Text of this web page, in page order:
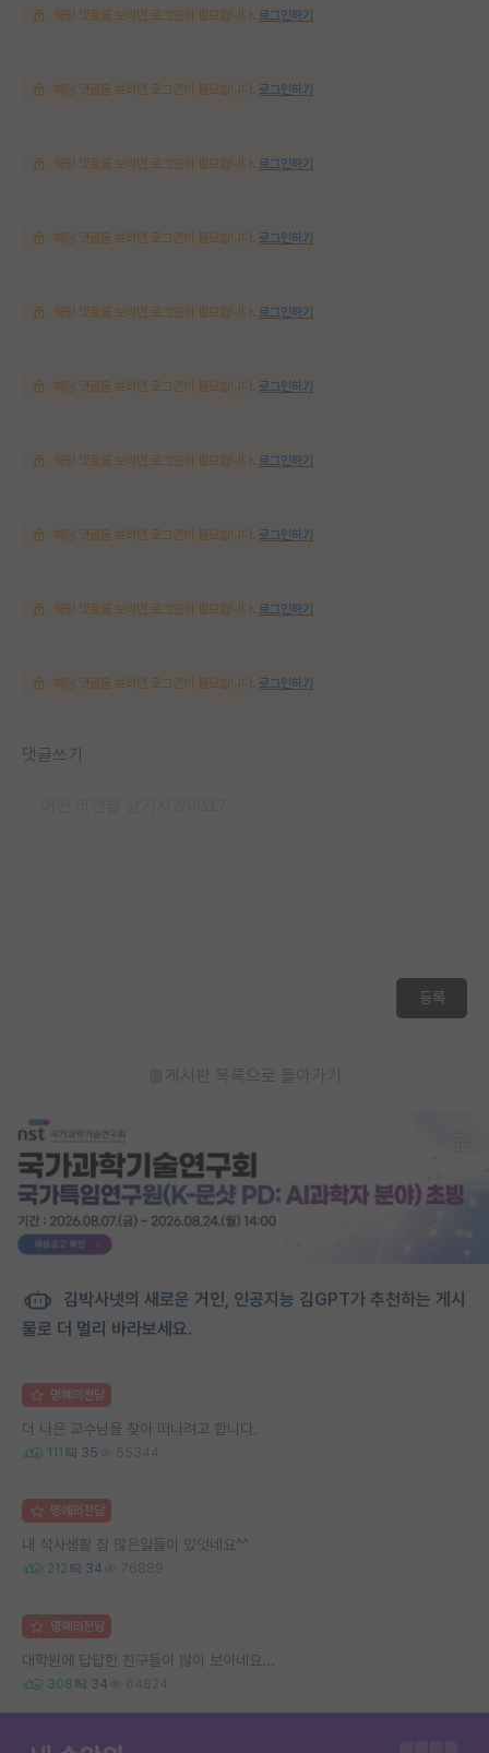
해당 댓글을 보려면 로그인이 필요합니다. 로그인하기
해당 댓글을 보려면 로그인이 필요합니다. 로그인하기
해당 댓글을 보려면 로그인이 필요합니다. 로그인하기
해당 댓글을 보려면 로그인이 필요합니다. 로그인하기
해당 댓글을 보려면 로그인이 필요합니다. 로그인하기
해당 댓글을 보려면 로그인이 필요합니다. 로그인하기
해당 댓글을 보려면 로그인이 필요합니다. 로그인하기
해당 댓글을 보려면 로그인이 필요합니다. 로그인하기
해당 댓글을 보려면 로그인이 필요합니다. 로그인하기
해당 댓글을 보려면 로그인이 필요합니다. 로그인하기
댓글쓰기
등록
게시판 목록으로 돌아가기
김박사넷의 새로운 거인, 인공지능 김GPT가 추천하는 게시
물로 더 멀리 바라보세요.
명예의전당
더 나은 교수님을 찾아 떠나려고 합니다.
111 35 55344
명예의전당
내 석사생활 참 많은일들이 있엇네요^^
212 34 76889
명예의전당
대학원에 답답한 친구들이 많이 보이네요...
308 34 64824